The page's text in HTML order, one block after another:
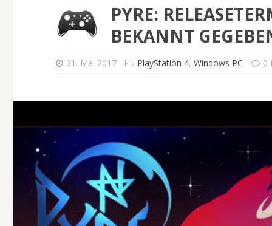
PYRE:
BEKANNT
31. Mai 2017 PlayStation 4,Windows PC 0